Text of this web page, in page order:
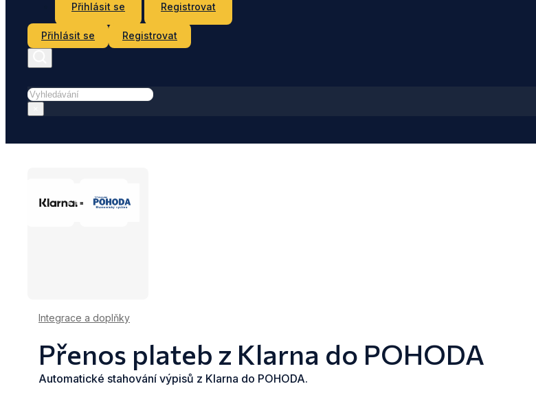
Přihlásit se
Registrovat
Přihlásit se Registrovat
Hledat
Integrace a doplňky
Přenos plateb z Klarna do POHODA
Automatické stahování výpisů z Klarna do POHODA.